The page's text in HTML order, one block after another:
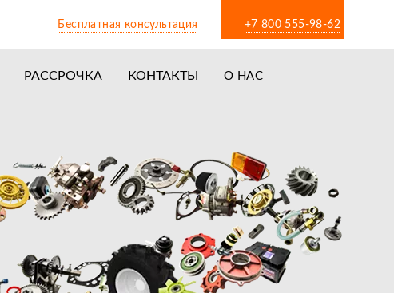
Бесплатная консультация +7 800 555-98-62
РАССРОЧКА КОНТАКТЫ
О НАС